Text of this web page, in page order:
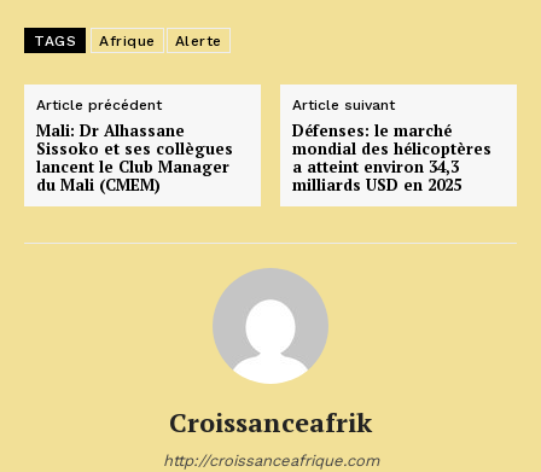
TAGS Afrique Alerte
Article précédent
Mali: Dr Alhassane
Sissoko et ses collègues
lancent le Club Manager
du Mali (CMEM)
Article suivant
Défenses: le marché
mondial des hélicoptères
a atteint environ 34,3
milliards USD en 2025
Croissanceafrik
http://croissanceafrique.com